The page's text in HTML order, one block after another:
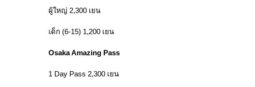
ผู้ใหญ่ 2,300 เยน
เด็ก (6-15) 1,200 เยน
Osaka Amazing Pass
1 Day Pass 2,300 เยน